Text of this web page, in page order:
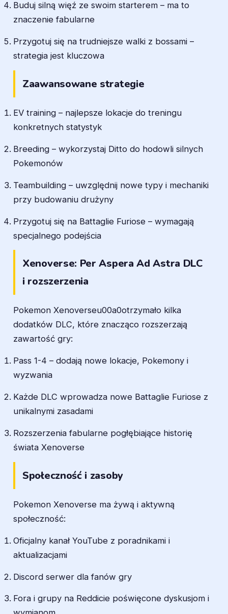
Buduj silną więź ze swoim starterem – ma to
znaczenie fabularne
Przygotuj się na trudniejsze walki z bossami –
strategia jest kluczowa
Zaawansowane strategie
EV training – najlepsze lokacje do treningu
konkretnych statystyk
Breeding – wykorzystaj Ditto do hodowli silnych
Pokemonów
Teambuilding – uwzględnij nowe typy i mechaniki
przy budowaniu drużyny
Przygotuj się na Battaglie Furiose – wymagają
specjalnego podejścia
Xenoverse: Per Aspera Ad Astra DLC
i rozszerzenia
Pokemon Xenoverseu00a0otrzymało kilka
dodatków DLC, które znacząco rozszerzają
zawartość gry:
Pass 1-4 – dodają nowe lokacje, Pokemony i
wyzwania
Każde DLC wprowadza nowe Battaglie Furiose z
unikalnymi zasadami
Rozszerzenia fabularne pogłębiające historię
świata Xenoverse
Społeczność i zasoby
Pokemon Xenoverse ma żywą i aktywną
społeczność:
Oficjalny kanał YouTube z poradnikami i
aktualizacjami
Discord serwer dla fanów gry
Fora i grupy na Reddicie poświęcone dyskusjom i